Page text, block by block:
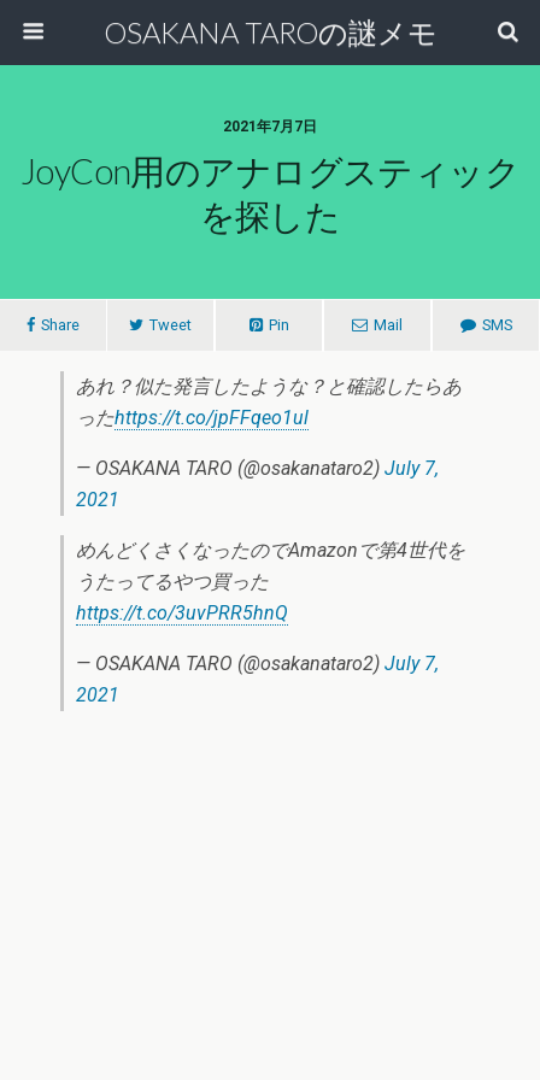
OSAKANA TAROの謎メモ
2021年7月7日
JoyCon用のアナログスティック
を探した
Share Tweet Pin Mail SMS
あれ？似た発言したような？と確認したらあ
ったhttps://t.co/jpFFqeo1ul
— OSAKANA TARO (@osakanataro2) July 7,
2021
めんどくさくなったのでAmazonで第4世代を
うたってるやつ買った
https://t.co/3uvPRR5hnQ
— OSAKANA TARO (@osakanataro2) July 7,
2021